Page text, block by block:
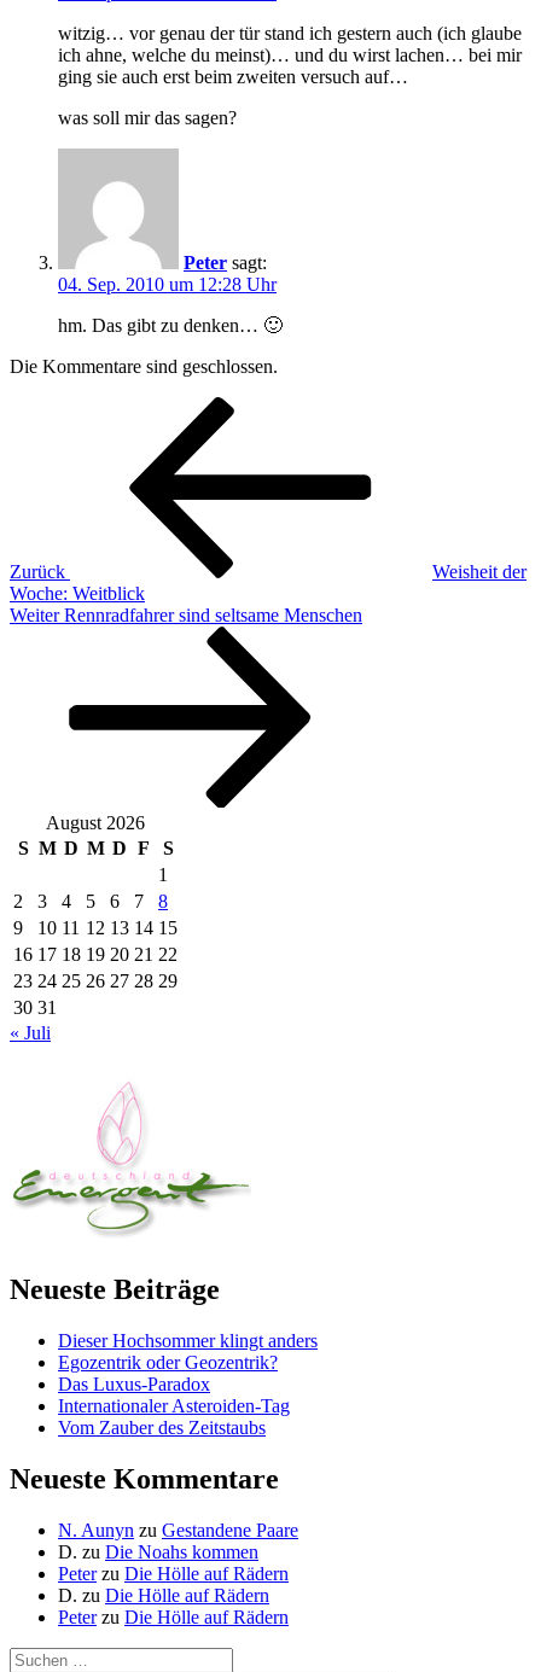
witzig… vor genau der tür stand ich gestern auch (ich glaube
ich ahne, welche du meinst)… und du wirst lachen… bei mir
ging sie auch erst beim zweiten versuch auf…
was soll mir das sagen?
Peter sagt:
04. Sep. 2010 um 12:28 Uhr
hm. Das gibt zu denken… 🙂
Die Kommentare sind geschlossen.
Beitragsnavigation
Zurück
Weisheit der
Woche: Weitblick
Nächster
Weiter Rennradfahrer sind seltsame Menschen
August 2026
S M D M D F
S
1
2
3 4 5 6 7
8
9
10 11 12 13 14 15
16 17 18 19 20 21 22
23 24 25 26 27 28 29
30 31
« Juli
Neueste Beiträge
Dieser Hochsommer klingt anders
Egozentrik oder Geozentrik?
Das Luxus-Paradox
Internationaler Asteroiden-Tag
Vom Zauber des Zeitstaubs
Neueste Kommentare
N. Aunyn zu Gestandene Paare
D. zu Die Noahs kommen
Peterzu Die Hölle auf Rädern
D. zu Die Hölle auf Rädern
Peterzu Die Hölle auf Rädern
Suche